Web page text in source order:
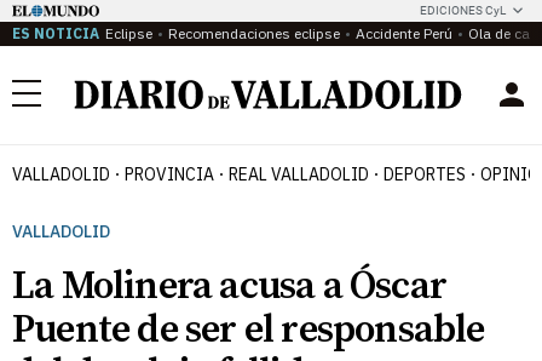
EDICIONES CyL
ES NOTICIA Eclipse Recomendaciones eclipse Accidente Perú Ola de
Menú
VALLADOLID PROVINCIA REAL VALLADOLID DEPORTES
VALLADOLID
La Molinera acusa a Óscar
Puente de ser el responsable